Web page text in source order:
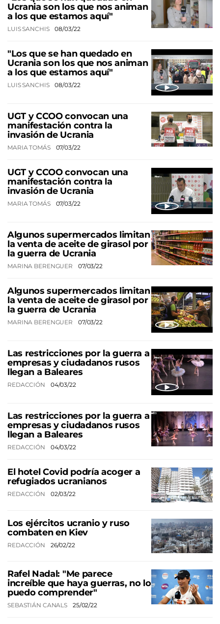
Ucrania son los que nos animan
a los que estamos aquí"
LUIS SANCHIS 08/03/22
"Los que se han quedado en
Ucrania son los que nos animan
a los que estamos aquí"
LUIS SANCHIS 08/03/22
UGT y CCOO convocan una
manifestación contra la
invasión de Ucrania
MARIA TOMÁS 07/03/22
UGT y CCOO convocan una
manifestación contra la
invasión de Ucrania
MARIA TOMÁS 07/03/22
Algunos supermercados limitan
la venta de aceite de girasol por
la guerra de Ucrania
MARINA BERENGUER 07/03/22
Algunos supermercados limitan
la venta de aceite de girasol por
la guerra de Ucrania
MARINA BERENGUER 07/03/22
Las restricciones por la guerra a
empresas y ciudadanos rusos
llegan a Baleares
REDACCIÓN 04/03/22
Las restricciones por la guerra a
empresas y ciudadanos rusos
llegan a Baleares
REDACCIÓN 04/03/22
El hotel Covid podría acoger a
refugiados ucranianos
REDACCIÓN 02/03/22
Los ejércitos ucranio y ruso
combaten en Kiev
REDACCIÓN 26/02/22
Rafel Nadal: "Me parece
increíble que haya guerras, no lo
puedo comprender"
SEBASTIÁN CANALS 25/02/22